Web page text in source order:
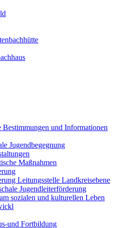
und Informationen
Jugendbegegnung
Maßnahmen
Leitungsstelle Landkreisebene
Jugendleiterförderung
sozialen und kulturellen Leben
und Fortbildung